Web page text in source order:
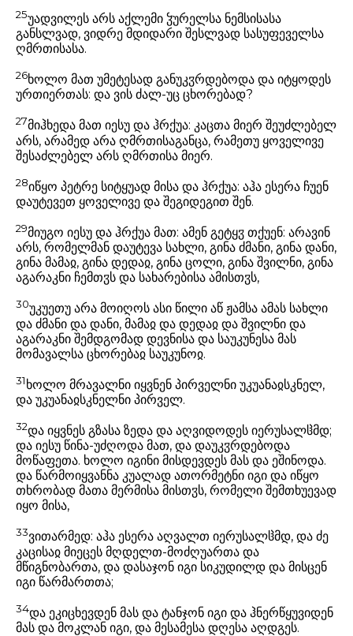
25უადვილეს არს აქლემი ჴურელსა ნემსისასა
განსლვად, ვიდრე მდიდარი შესლვად სასუფეველსა
ღმრთისასა.
26ხოლო მათ უმეტესად განუკჳრდებოდა და იტყოდეს
ურთიერთას: და ვის ძალ-უც ცხორებად?
27მიჰხედა მათ იესუ და ჰრქუა: კაცთა მიერ შეუძლებელ
არს, არამედ არა ღმრთისაგანცა, რამეთუ ყოველივე
შესაძლებელ არს ღმრთისა მიერ.
28იწყო პეტრე სიტყუად მისა და ჰრქუა: აჰა ესერა ჩუენ
დაუტევეთ ყოველივე და შეგიდეგით შენ.
29მიუგო იესუ და ჰრქუა მათ: ამენ გეტყჳ თქუენ: არავინ
არს, რომელმან დაუტევა სახლი, გინა ძმანი, გინა დანი,
გინა მამაჲ, გინა დედაჲ, გინა ცოლი, გინა შვილნი, გინა
აგარაკნი ჩემთჳს და სახარებისა ამისთჳს,
30უკუეთუ არა მოიღოს ასი წილი აწ ჟამსა ამას სახლი
და ძმანი და დანი, მამაჲ და დედაჲ და შვილნი და
აგარაკნი შემდგომად დევნისა და საუკუნესა მას
მომავალსა ცხორებაჲ საუკუნოჲ.
31ხოლო მრავალნი იყვნენ პირველნი უკუანაჲსკნელ,
და უკუანაჲსკნელნი პირველ.
32და იყვნეს გზასა ზედა და აღვიდოდეს იერუსალჱმდ;
და იესუ წინა-უძღოდა მათ, და დაუკჳრდებოდა
მოწაფეთა. ხოლო იგინი მისდევდეს მას და ეშინოდა.
და წარმოიყვანნა კუალად ათორმეტნი იგი და იწყო
თხრობად მათა მერმისა მისთჳს, რომელი შემთხუევად
იყო მისა,
33ვითარმედ: აჰა ესერა აღვალთ იერუსალჱმდ, და ძე
კაცისაჲ მიეცეს მღდელთ-მოძღუართა და
მწიგნობართა, და დასაჯონ იგი სიკუდილდ და მისცენ
იგი წარმართთა;
34და ეკიცხევდენ მას და ტანჯონ იგი და ჰნერწყუვიდენ
მას და მოკლან იგი, და მესამესა დღესა აღდგეს.